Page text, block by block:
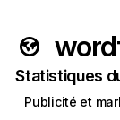
Statistiques
Publicité et